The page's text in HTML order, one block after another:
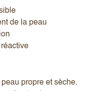
de la peau
propre et sèche.